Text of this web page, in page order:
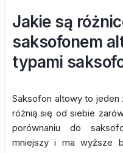
Jakie są
saksofonem
typami
Saksofon altowy to
różnią się od siebie
porównaniu do
mniejszy i ma wyższe